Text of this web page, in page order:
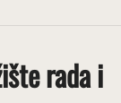
rada i